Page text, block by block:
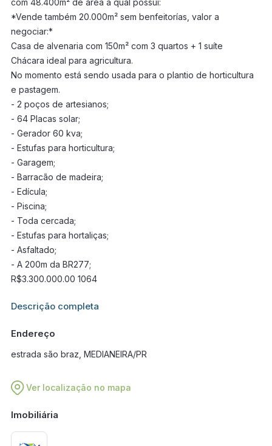
com 48.400m² de área a qual possuí:
*Vende também 20.000m² sem benfeitorías, valor a
negociar:*
Casa de alvenaria com 150m² com 3 quartos + 1 suíte
Chácara ideal para agricultura.
No momento está sendo usada para o plantio de horticultura
e pastagem.
- 2 poços de artesianos;
- 64 Placas solar;
- Gerador 60 kva;
- Estufas para horticultura;
- Garagem;
- Barracão de madeira;
- Edícula;
- Piscina;
- Toda cercada;
- Estufas para hortaliças;
- Asfaltado;
- A 200m da BR277;
R$3.300.000.00 1064
Informações adicionais sobre este imóvel estarão disponíveis
Descrição completa
Endereço
estrada são braz, MEDIANEIRA/PR
Ver localização no mapa
Imobiliária